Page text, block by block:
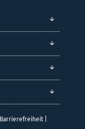
Barrierefreiheit|